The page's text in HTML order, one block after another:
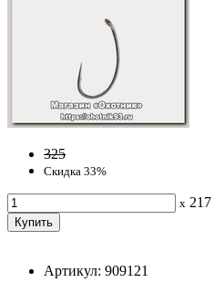
325
Скидка 33%
x 217
Артикул: 909121